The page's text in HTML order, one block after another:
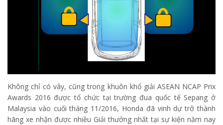
Không chỉ có vây, cũng trong khuôn khổ giải ASEAN NCAP Prix
Awards 2016 được tổ chức tại trường đua quốc tế Sepang ở
Malaysia vào cuối tháng 11/2016, Honda đã vinh dự trở thành
hãng xe nhận được nhiều Giải thưởng nhất tại sự kiện năm nay